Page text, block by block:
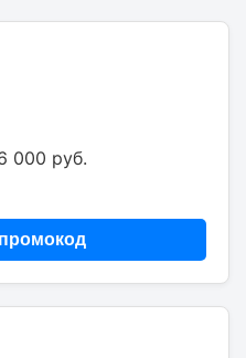
000 руб.